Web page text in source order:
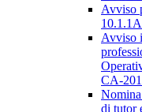
Avviso
Avviso
CA-
di tutor